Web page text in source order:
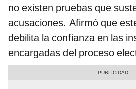
no existen pruebas que
acusaciones. Afirmó que
debilita la confianza en las
encargadas del proceso